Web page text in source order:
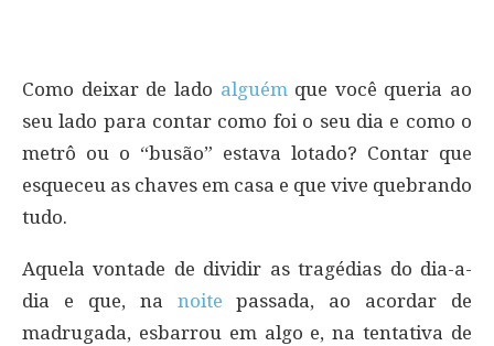
Como deixar de lado alguémque você queria ao
seu lado para contar como foi o seu dia e como o
metrô ou o “busão” estava lotado? Contar que
esqueceu as chaves em casa e que vive quebrando
tudo.
Aquela vontade de dividir as tragédias do dia-a-
dia e que, na noite passada, ao acordar de
madrugada, esbarrou em algo e, na tentativa de